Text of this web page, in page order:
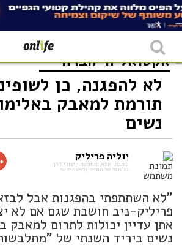
אקטואליה חברה
לא להפגנה, כן
תורמת למאבק
נשים
יוליה פריליק
כותבת, אמא, מחפשת קיצורי דרך
בג'ונגל של החיים (לפעמים עם
"לא השתתפתי בהפגנות אבל
פריליק-ניב חושבת שגם אם לא
אתן עדיין יכולות לתרום למאבק
נשים ביריד השנתי של